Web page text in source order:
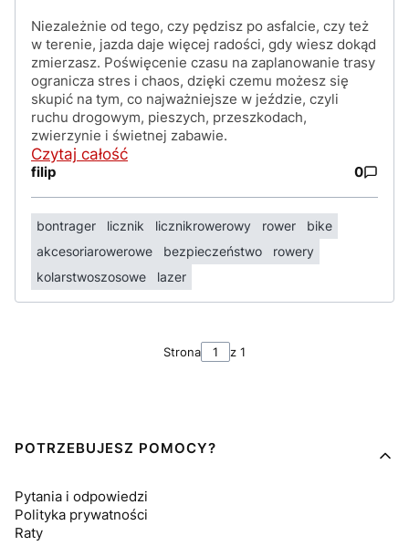
Niezależnie od tego, czy pędzisz po asfalcie, czy też
w terenie, jazda daje więcej radości, gdy wiesz dokąd
zmierzasz. Poświęcenie czasu na zaplanowanie trasy
ogranicza stres i chaos, dzięki czemu możesz się
skupić na tym, co najważniejsze w jeździe, czyli
ruchu drogowym, pieszych, przeszkodach,
zwierzynie i świetnej zabawie.
Czytaj całość
filip 0
bontrager licznik licznikrowerowy rower
bike
akcesoriarowerowe
bezpieczeństwo
rowery
kolarstwoszosowe
lazer
Strona z 1
Linki w stopce
POTRZEBUJESZ POMOCY?
Pytania i odpowiedzi
Polityka prywatności
Raty